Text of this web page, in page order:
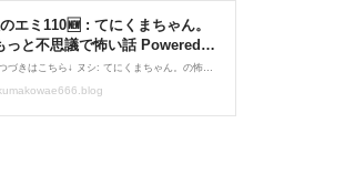
エミ110🆕 : てにくまちゃん。
っと不思議で怖い話 Powered
イブドアブログ
109 つづきはこちら↓ ヌシ: てにくまちゃん。の怖い昔話 てにくまちゃんの怖い体験談てにくまちゃん2026-06-23